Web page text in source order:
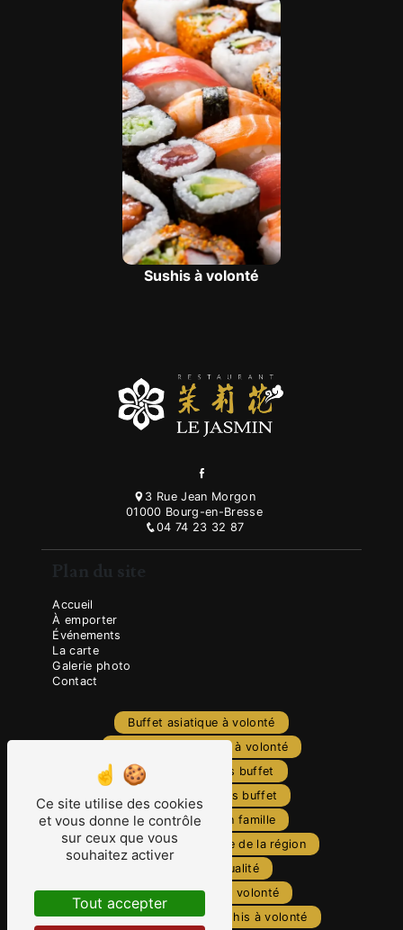
Sushis à volonté
3 Rue Jean Morgon
01000 Bourg-en-Bresse
04 74 23 32 87
Plan du site
Accueil
À emporter
Événements
La carte
Galerie photo
Contact
Buffet asiatique à volonté
Restaurant asiatique à volonté
Restaurant chinois buffet
Restaurant japonais buffet
Buffet asiatique en famille
Meilleur buffet asiatique de la région
Plats chinois qualité
Cuisine japonaise à volonté
Wok à volonté
Sushis à volonté
Ce site utilise des cookies
et vous donne le contrôle
sur ceux que vous
souhaitez activer
Tout accepter